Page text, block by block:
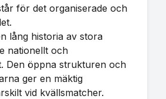
för det organiserade och
lång historia av stora
nationellt och
Den öppna strukturen och
ger en mäktig
vid kvällsmatcher.